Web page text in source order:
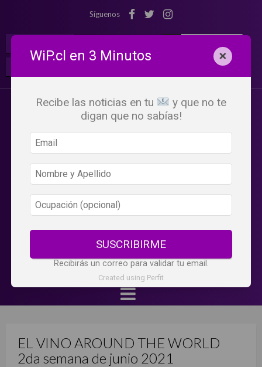
Síguenos
EL VINO AROUND THE WORLD
2da semana de junio 2021
WiP.cl en 3 Minutos ×
Recibe las noticias en tu
y que no te
digan que no sabías!
SUSCRIBIRME
Recibirás un correo para validar tu email.
Created using Perfit